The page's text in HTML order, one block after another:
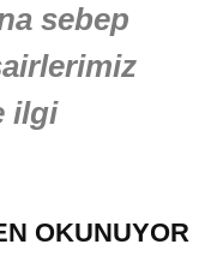
sebep
ilgi
OKUNUYOR